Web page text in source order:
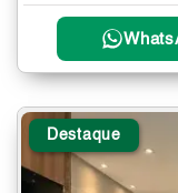
Destaque